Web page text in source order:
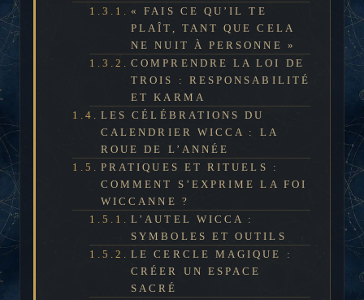
« FAIS CE QU’IL TE
PLAÎT, TANT QUE CELA
NE NUIT À PERSONNE »
COMPRENDRE LA LOI DE
TROIS : RESPONSABILITÉ
ET KARMA
LES CÉLÉBRATIONS DU
CALENDRIER WICCA : LA
ROUE DE L’ANNÉE
PRATIQUES ET RITUELS :
COMMENT S’EXPRIME LA FOI
WICCANNE ?
L’AUTEL WICCA :
SYMBOLES ET OUTILS
LE CERCLE MAGIQUE :
CRÉER UN ESPACE
SACRÉ